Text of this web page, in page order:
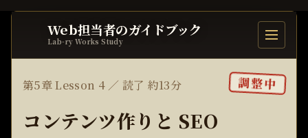
Web担当者のガイドブック
Lab-ry Works Study 目次を開
調整中
第5章 Lesson 4 ／ 読了 約13分
コンテンツ作りと SEO